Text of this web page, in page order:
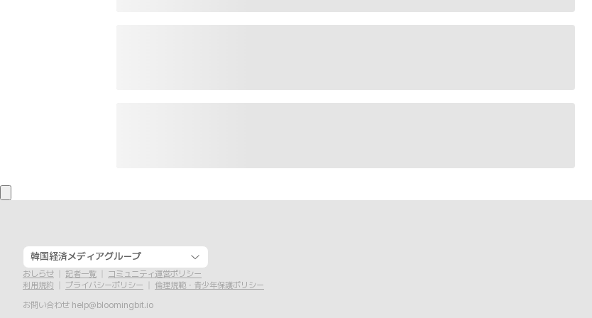
韓国経済メディアグループ
おしらせ 記者一覧
コミュニティ運営ポリシー
利用規約
プライバシーポリシー
倫理規範・青少年保護ポリシー
お問い合わせ help@bloomingbit.io